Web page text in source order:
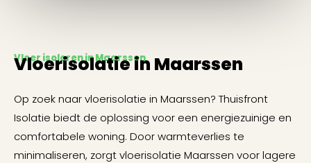
Vloer isoleren in Maarssen
Vloerisolatie in Maarssen
Op zoek naar vloerisolatie in Maarssen? Thuisfront
Isolatie biedt de oplossing voor een energiezuinige en
comfortabele woning. Door warmteverlies te
minimaliseren, zorgt vloerisolatie Maarssen voor lagere